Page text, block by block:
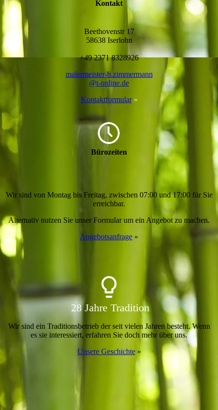
Kontakt
Beethovenstr 17
58638 Iserlohn
+49 2371 8328926
maler­meister-b.zimmer­mann
@t-online.de
Kontaktformular»
Büro­zeiten
Wir sind von Montag bis Freitag, zwischen 07:00 und 17:00 für Sie
erreich­bar.
Alter­nativ nutzen Sie unser Formu­lar um ein Ange­bot zu machen.
Angebots­anfrage »
28 Jahre Tradition
Wir sind ein Traditions­betrieb der seit vielen Jah­ren be­steht. Wenn
es sie interes­siert, erfah­ren Sie doch mehr über uns.
Unsere Geschichte»